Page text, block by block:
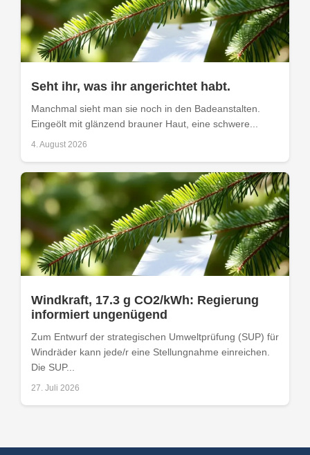
Seht ihr, was ihr angerichtet habt.
Manchmal sieht man sie noch in den Badeanstalten.
Eingeölt mit glänzend brauner Haut, eine schwere...
4. August 2026
Windkraft, 17.3 g CO2/kWh: Regierung
informiert ungenügend
Zum Entwurf der strategischen Umweltprüfung (SUP) für
Windräder kann jede/r eine Stellungnahme einreichen.
Die SUP...
27. Juli 2026